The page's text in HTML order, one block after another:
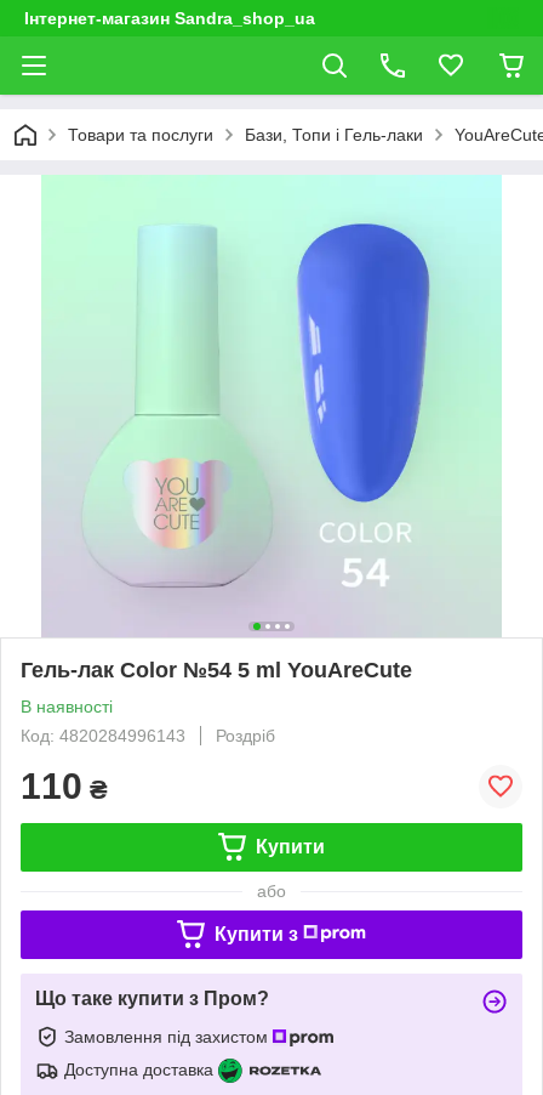
Інтернет-магазин Sandra_shop_ua
Товари та послуги Бази, Топи і Гель-лаки
Гель-лак Color №54 5 ml YouAreCute
В наявності
Код: 4820284996143
Роздріб
110 ₴
Купити
або
Купити з
Що таке купити з Пром?
Замовлення під захистом
Доступна доставка